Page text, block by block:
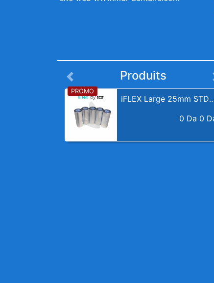
Produits
0 Da 0